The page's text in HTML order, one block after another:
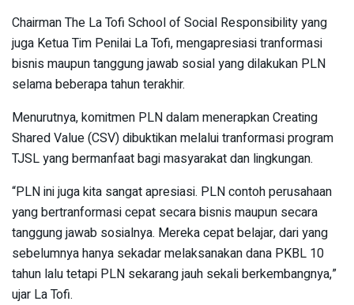
Chairman The La Tofi School of Social Responsibility yang
juga Ketua Tim Penilai La Tofi, mengapresiasi tranformasi
bisnis maupun tanggung jawab sosial yang dilakukan PLN
selama beberapa tahun terakhir.
Menurutnya, komitmen PLN dalam menerapkan Creating
Shared Value (CSV) dibuktikan melalui tranformasi program
TJSL yang bermanfaat bagi masyarakat dan lingkungan.
“PLN ini juga kita sangat apresiasi. PLN contoh perusahaan
yang bertranformasi cepat secara bisnis maupun secara
tanggung jawab sosialnya. Mereka cepat belajar, dari yang
sebelumnya hanya sekadar melaksanakan dana PKBL 10
tahun lalu tetapi PLN sekarang jauh sekali berkembangnya,”
ujar La Tofi.